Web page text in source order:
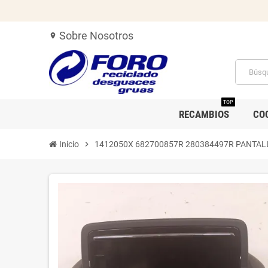
location_on Sobre Nosotros
RECAMBIOS
TOP
Inicio chevron_right 1412050X 682700857R 280384497R